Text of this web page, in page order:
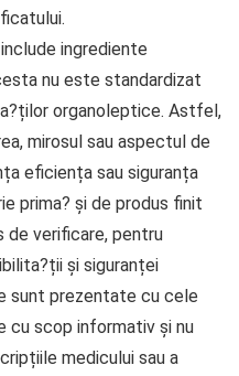
ingrediente
nu este standardizat
organoleptice. Astfel,
mirosul sau aspectul de
eficiența sau siguranța
prima? și de produs finit
de verificare, pentru
și siguranței
sunt prezentate cu cele
cu scop informativ și nu
medicului sau a